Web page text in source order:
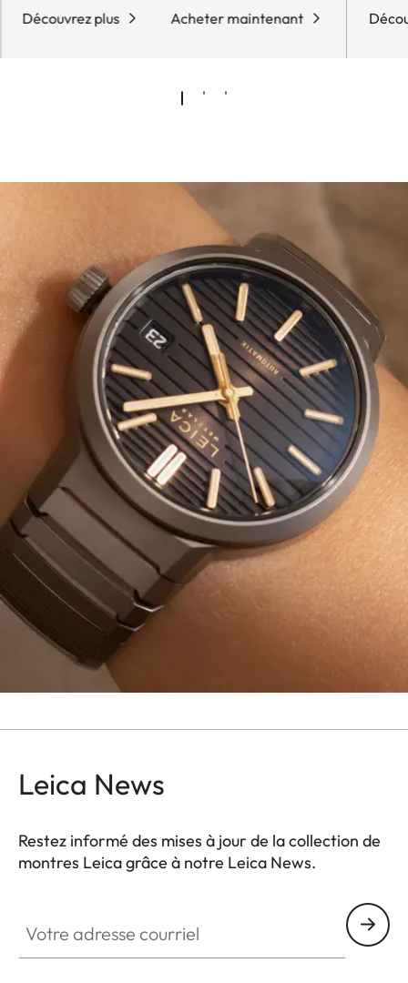
Découvrez plus Acheter maintenant
Leica News
Restez informé des mises à jour de la collection de
montres Leica grâce à notre Leica News.